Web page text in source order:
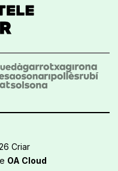
Criar
OA Cloud